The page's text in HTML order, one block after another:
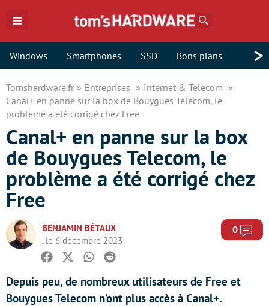
Windows Smartphones SSD Bons plans >
Tomshardware.fr Entreprises
Internet & Telecom
Canal+ en panne sur la box de Bouygues Telecom, le
problème a été corrigé chez Free
Canal+ en panne sur la box
de Bouygues Telecom, le
problème a été corrigé chez
Free
BENJAMIN BÉTAUX
, le 6 décembre 2023
0
Facebook
TwitterWhatsapp
Reddit
Depuis peu, de nombreux utilisateurs de Free et
Bouygues Telecom n’ont plus accès à Canal+.